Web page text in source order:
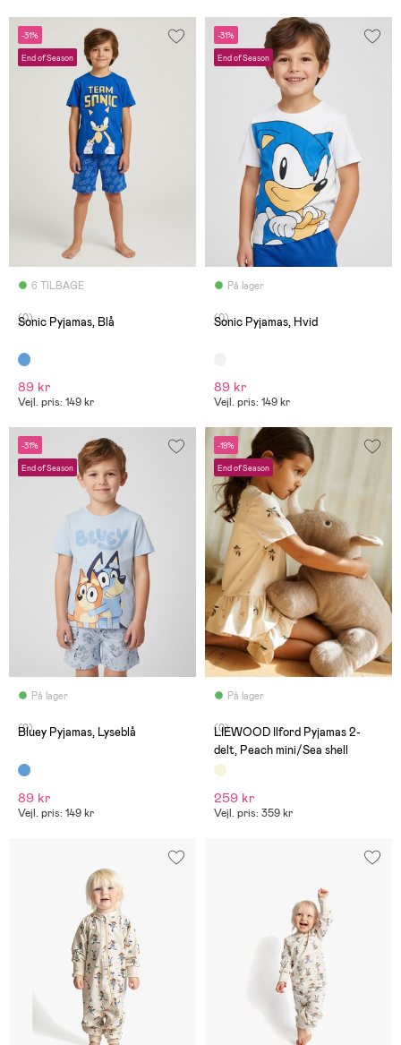
-31%
End of Season
6 TILBAGE
(0)
Sonic Pyjamas, Blå
89 kr
Vejl. pris: 149 kr
-31%
End of Season
På lager
(0)
Sonic Pyjamas, Hvid
89 kr
Vejl. pris: 149 kr
-31%
End of Season
På lager
(0)
Bluey Pyjamas, Lyseblå
89 kr
Vejl. pris: 149 kr
-19%
End of Season
På lager
(0)
LIEWOOD Ilford Pyjamas 2-
delt, Peach mini/Sea shell
259 kr
Vejl. pris: 359 kr